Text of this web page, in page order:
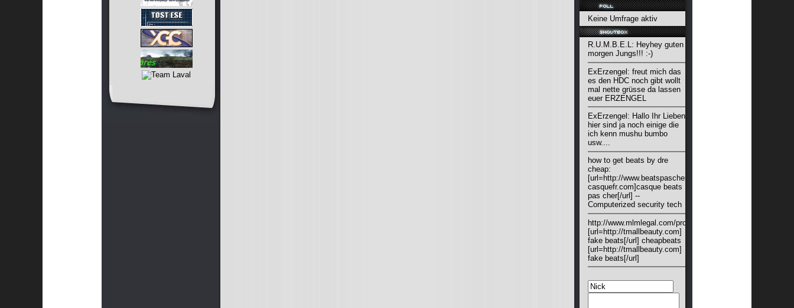
Keine Umfrage aktiv
R.U.M.B.E.L: Heyhey guten
morgen Jungs!!! :-)
ExErzengel: freut mich das
es den HDC noch gibt wollt
mal nette grüsse da lassen
euer ERZENGEL
ExErzengel: Hallo Ihr Lieben
hier sind ja noch einige die
ich kenn mushu bumbo
usw....
how to get beats by dre
cheap:
[url=http://www.beatspascher
casquefr.com]casque beats
pas cher[/url] --
Computerized security tech
http://www.mlmlegal.com/pro.html:
[url=http://tmallbeauty.com]
fake beats[/url] cheapbeats
[url=http://tmallbeauty.com]
fake beats[/url]